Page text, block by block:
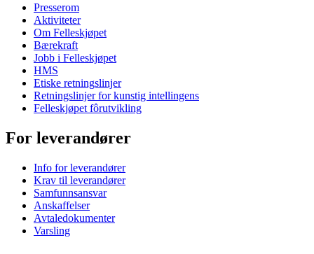
Presserom
Aktiviteter
Om Felleskjøpet
Bærekraft
Jobb i Felleskjøpet
HMS
Etiske retningslinjer
Retningslinjer for kunstig intellingens
Felleskjøpet fôrutvikling
For leverandører
Info for leverandører
Krav til leverandører
Samfunnsansvar
Anskaffelser
Avtaledokumenter
Varsling